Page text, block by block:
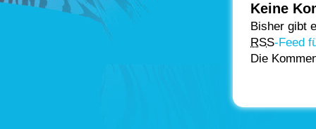
Keine
Bisher gibt
RSS-Feed
Die